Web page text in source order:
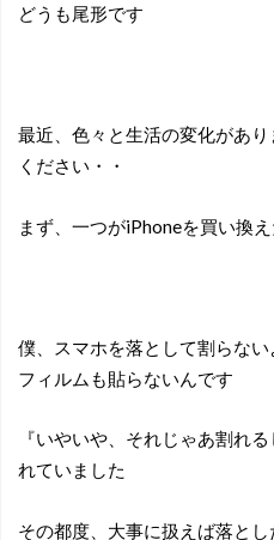
どうも尾形です
最近、色々と生活の変化があ
ください・・
まず、一つがiPhoneを買い換
僕、スマホを落として割らな
フィルムも貼らないんです
『いやいや、それじゃあ割れ
れていました
その都度、大事に扱えば落と